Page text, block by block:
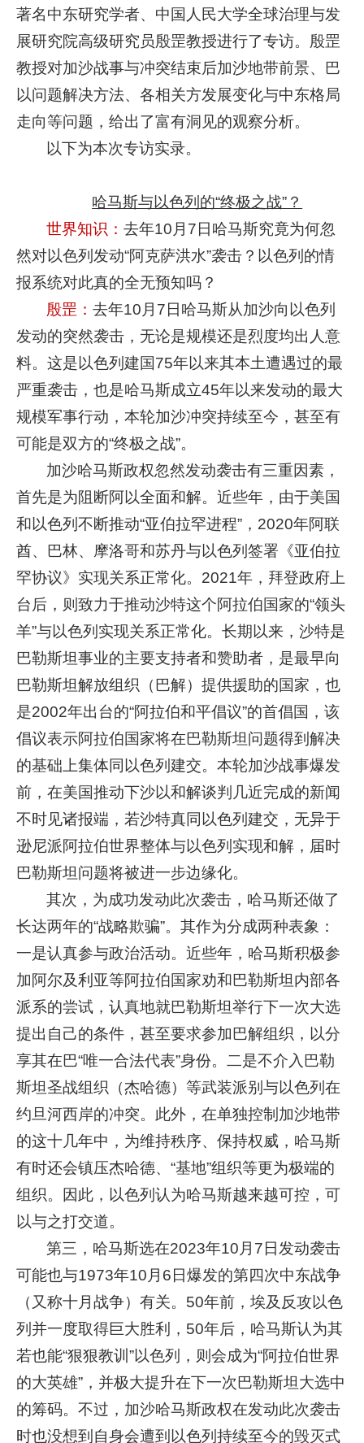
著名中东研究学者、中国人民大学全球治理与发
展研究院高级研究员殷罡教授进行了专访。殷罡
教授对加沙战事与冲突结束后加沙地带前景、巴
以问题解决方法、各相关方发展变化与中东格局
走向等问题，给出了富有洞见的观察分析。
以下为本次专访实录。
哈马斯与以色列的“终极之战”？
世界知识：去年10月7日哈马斯究竟为何忽
然对以色列发动“阿克萨洪水”袭击？以色列的情
报系统对此真的全无预知吗？
殷罡：去年10月7日哈马斯从加沙向以色列
发动的突然袭击，无论是规模还是烈度均出人意
料。这是以色列建国75年以来其本土遭遇过的最
严重袭击，也是哈马斯成立45年以来发动的最大
规模军事行动，本轮加沙冲突持续至今，甚至有
可能是双方的“终极之战”。
加沙哈马斯政权忽然发动袭击有三重因素，
首先是为阻断阿以全面和解。近些年，由于美国
和以色列不断推动“亚伯拉罕进程”，2020年阿联
酋、巴林、摩洛哥和苏丹与以色列签署《亚伯拉
罕协议》实现关系正常化。2021年，拜登政府上
台后，则致力于推动沙特这个阿拉伯国家的“领头
羊”与以色列实现关系正常化。长期以来，沙特是
巴勒斯坦事业的主要支持者和赞助者，是最早向
巴勒斯坦解放组织（巴解）提供援助的国家，也
是2002年出台的“阿拉伯和平倡议”的首倡国，该
倡议表示阿拉伯国家将在巴勒斯坦问题得到解决
的基础上集体同以色列建交。本轮加沙战事爆发
前，在美国推动下沙以和解谈判几近完成的新闻
不时见诸报端，若沙特真同以色列建交，无异于
逊尼派阿拉伯世界整体与以色列实现和解，届时
巴勒斯坦问题将被进一步边缘化。
其次，为成功发动此次袭击，哈马斯还做了
长达两年的“战略欺骗”。其作为分成两种表象：
一是认真参与政治活动。近些年，哈马斯积极参
加阿尔及利亚等阿拉伯国家劝和巴勒斯坦内部各
派系的尝试，认真地就巴勒斯坦举行下一次大选
提出自己的条件，甚至要求参加巴解组织，以分
享其在巴“唯一合法代表”身份。二是不介入巴勒
斯坦圣战组织（杰哈德）等武装派别与以色列在
约旦河西岸的冲突。此外，在单独控制加沙地带
的这十几年中，为维持秩序、保持权威，哈马斯
有时还会镇压杰哈德、“基地”组织等更为极端的
组织。因此，以色列认为哈马斯越来越可控，可
以与之打交道。
第三，哈马斯选在2023年10月7日发动袭击
可能也与1973年10月6日爆发的第四次中东战争
（又称十月战争）有关。50年前，埃及反攻以色
列并一度取得巨大胜利，50年后，哈马斯认为其
若也能“狠狠教训”以色列，则会成为“阿拉伯世界
的大英雄”，并极大提升在下一次巴勒斯坦大选中
的筹码。不过，加沙哈马斯政权在发动此次袭击
时也没想到自身会遭到以色列持续至今的毁灭式